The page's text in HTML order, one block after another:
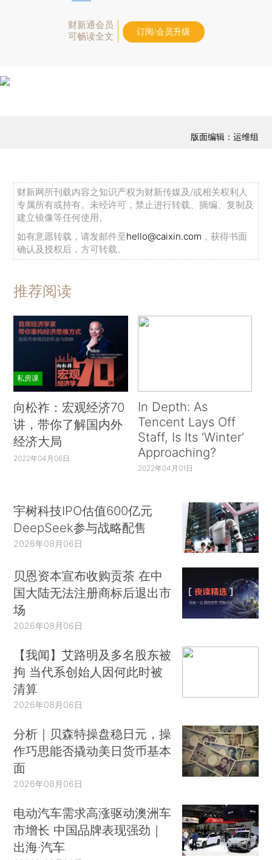
财新通会员
可畅读全文
订阅/会员升级
版面编辑：运维组
财新网所刊载内容之知识产权为财新传媒及/或相关权利人
专属所有或持有。未经许可，禁止进行转载、摘编、复制及
建立镜像等任何使用。
如有意愿转载，请发邮件至hello@caixin.com ，获得书面
确认及授权后，方可转载。
推荐阅读
私房课
向松祚：宏观经济70
讲，带你了解国内外
经济大局
2022年04月06日
In Depth: As
Tencent Lays Off
Staff, Is Its ‘Winter’
Approaching?
2022年04月01日
宇树科技IPO估值600亿元
DeepSeek参与战略配售
2026年08月06日
贝恩资本宣布收购贡茶 在中
国大陆无法注册商标后退出市
场
2026年08月06日
【我闻】艾路明及多名股东被
拘 当代系创始人因何此时被
清算
2026年08月06日
分析｜贝森特操盘稳日元，操
作巧思能否撬动美日货币基本
面
2026年08月06日
电动汽车需求高涨驱动澳洲车
市增长 中国品牌表现强劲｜
出海·汽车